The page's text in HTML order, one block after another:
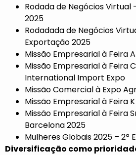
Rodada de Negócios
2025
Rodadada de Negócios
Exportação 2025
Missão Empresarial à Feira
Missão Empresarial à Feira
International Import Expo
Missão Comercial à Expo
Missão Empresarial à Feira
Missão Empresarial à Feira
Barcelona 2025
Mulheres Globais 2025 – 2ª
Diversificação como